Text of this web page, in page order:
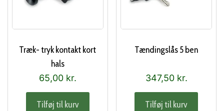
Træk- tryk kontakt kort
hals
65,00 kr.
Tilføj til kurv
Tændingslås 5 ben
347,50 kr.
Tilføj til kurv